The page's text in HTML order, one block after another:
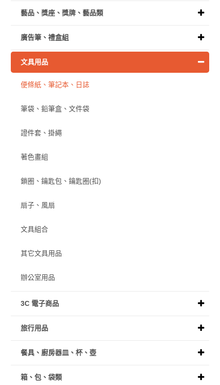
藝品、獎座、獎牌、藝品類
廣告筆、禮盒組
文具用品
便條紙、筆記本、日誌
筆袋、鉛筆盒、文件袋
證件套、掛繩
著色畫組
鎖圈、鑰匙包、鑰匙圈(扣)
扇子、風扇
文具組合
其它文具用品
辦公室用品
3C 電子商品
旅行用品
餐具、廚房器皿、杯、壺
箱、包、袋類